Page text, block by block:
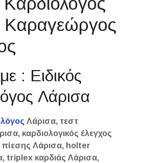
Καραγεώργος
: Ειδικός
Λάρισα
Λάρισα, τεστ
καρδιολογικός έλεγχος
Λάρισα, holter
triplex καρδιάς Λάρισα,